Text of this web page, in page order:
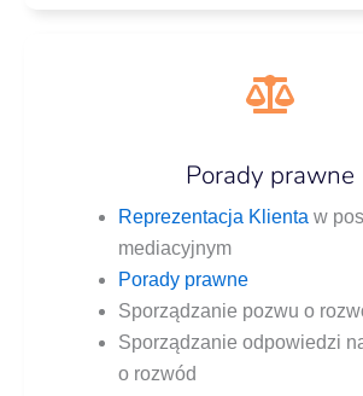
Porady prawne
Repre­zen­ta­cja Klien­ta w
mediacyjnym
Pora­dy prawne
Spo­rzą­dza­nie pozwu o
Spo­rzą­dza­nie odpo­wie­dzi
o rozwód